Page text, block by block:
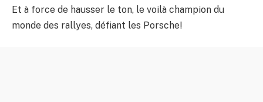
Et à force de hausser le ton, le voilà champion du
monde des rallyes, défiant les Porsche!